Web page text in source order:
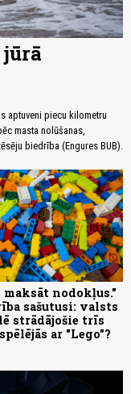
aptuveni piecu kilometru
masta nolūšanas,
biedrība (Engures BUB).
nodokļus."
sašutusi: valsts
strādājošie trīs
ar "Lego"?